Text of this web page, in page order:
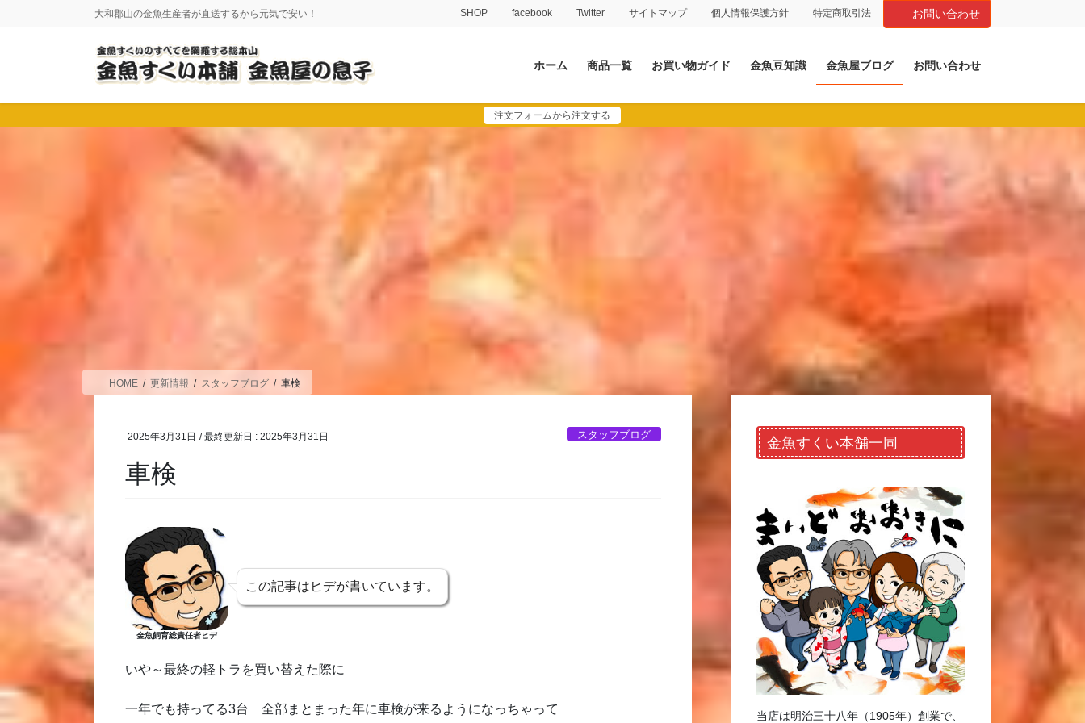
に
移
ョ
ン
大和郡山の金魚生産者が直送するから元気で安い！ SHOP facebook Twitter サイトマップ 個人情報保護方針 特定商取引法 お問い合わせ
ホーム 商品一覧 お買い物ガイド 金魚豆知識 金魚屋ブログ お問い合わせ
注文フォームから注文する
HOME 更新情報 スタッフブログ 車検
2025年3月31日 / 最終更新日 :2025年3月31日 スタッフブログ
車検
金魚飼育総責任者ヒデ
この記事はヒデが書いています。
いや～最終の軽トラを買い替えた際に
一年でも持ってる3台 全部まとまった年に車検が来るようになっちゃって
金魚すくい本舗一同
当店は明治三十八年（1905年）創業で、